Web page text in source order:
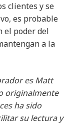
clientes y se
es probable
el poder del
a la
es Matt
originalmente
ha sido
su lectura y